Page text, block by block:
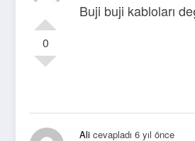
0
Buji buji kabloları
Ali cevapladı 6 yıl önce